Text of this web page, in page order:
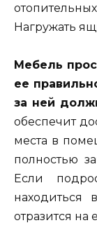
Нагружать
Мебель
ее
за ней
обеспечит
места в
полностью
Если
находиться
отразится